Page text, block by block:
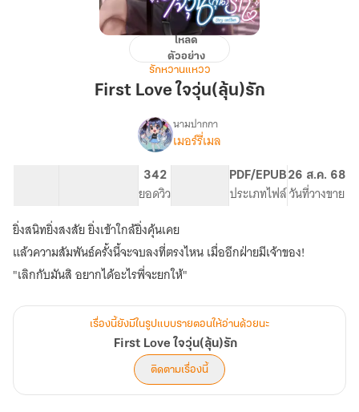
ใจ
โหลด
ตัวอย่าง
รักหวานแหวว
First Love ใจวุ่น(ลุ้น)รัก
เรื่องFirst
นามปากกา
เมอร์รี่เมล
342
ยอดวิว
PDF/EPUB
ประเภทไฟล์
26 ส.ค. 68
วันที่วางขาย
ยิ่งสนิทยิ่งสงสัย ยิ่งเข้าใกล้ยิ่งคุ้นเคย
แล้วความสัมพันธ์ครั้งนี้จะจบลงที่ตรงไหน เมื่ออีกฝ่ายมีเจ้าของ!
"เลิกกับมันสิ อยากได้อะไรพี่จะยกให้"
เรื่องนี้ยังมีในรูปแบบรายตอนให้อ่านด้วยนะ
First Love ใจวุ่น(ลุ้น)รัก
ติดตามเรื่องนี้